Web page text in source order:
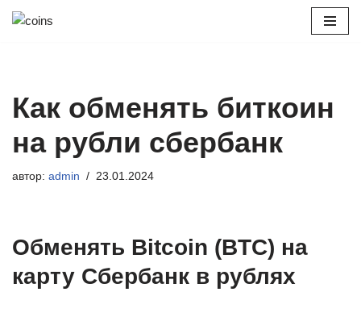
Как обменять биткоин
на рубли сбербанк
автор: admin 23.01.2024
Обменять Bitcoin (BTC) на
карту Сбербанк в рублях